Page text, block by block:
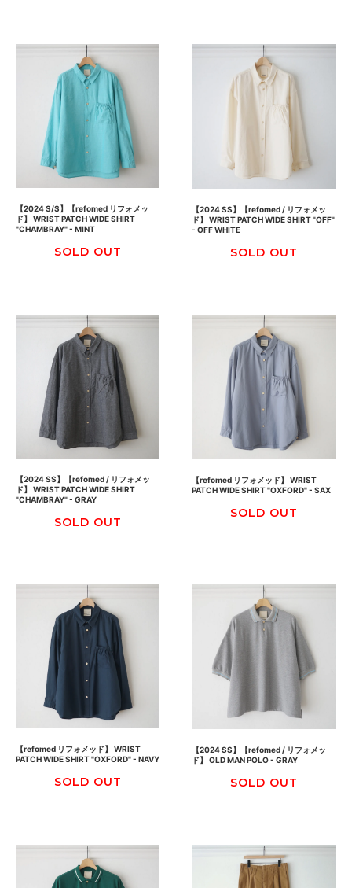
【2024 S/S】【refomed リフォメッ
ド】 WRIST PATCH WIDE SHIRT
"CHAMBRAY" - MINT
SOLD OUT
【2024 SS】【refomed / リフォメッ
ド】 WRIST PATCH WIDE SHIRT "OFF"
- OFF WHITE
SOLD OUT
【2024 SS】【refomed / リフォメッ
ド】 WRIST PATCH WIDE SHIRT
"CHAMBRAY" - GRAY
SOLD OUT
【refomed リフォメッド】 WRIST
PATCH WIDE SHIRT "OXFORD" - SAX
SOLD OUT
【refomed リフォメッド】 WRIST
PATCH WIDE SHIRT "OXFORD" - NAVY
SOLD OUT
【2024 SS】【refomed / リフォメッ
ド】 OLD MAN POLO - GRAY
SOLD OUT